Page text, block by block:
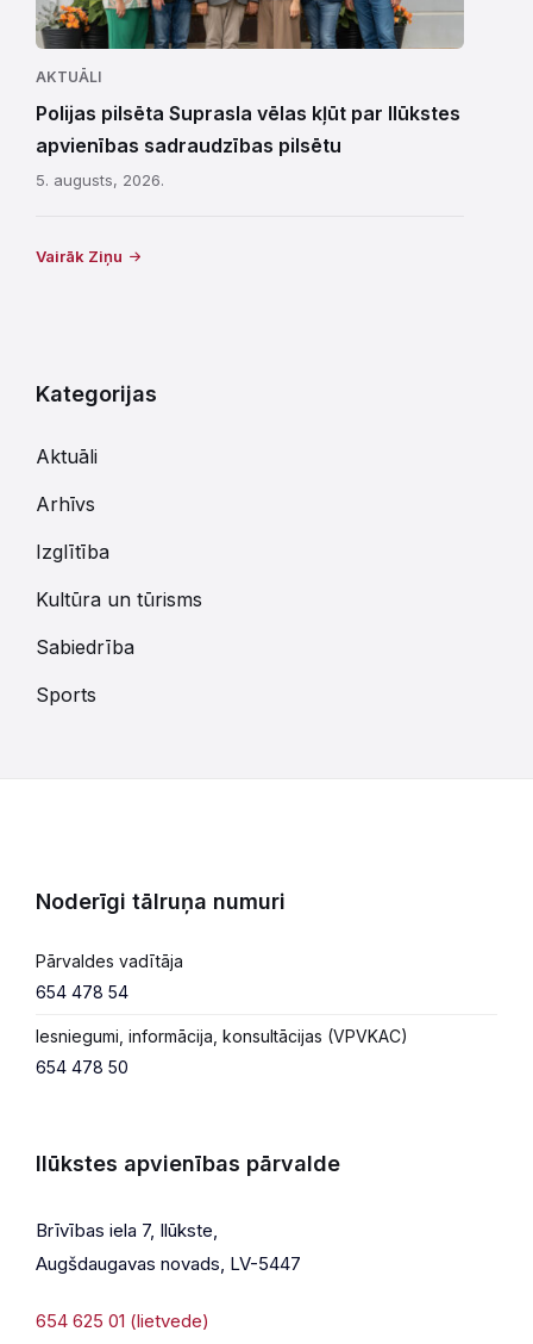
AKTUĀLI
Polijas pilsēta Suprasla vēlas kļūt par Ilūkstes
apvienības sadraudzības pilsētu
5. augusts, 2026.
Vairāk Ziņu
Kategorijas
Aktuāli
Arhīvs
Izglītība
Kultūra un tūrisms
Sabiedrība
Sports
Noderīgi tālruņa numuri
Pārvaldes vadītāja
654 478 54
Iesniegumi, informācija, konsultācijas (VPVKAC)
654 478 50
Ilūkstes apvienības pārvalde
Brīvības iela 7, Ilūkste,
Augšdaugavas novads, LV-5447
654 625 01 (lietvede)